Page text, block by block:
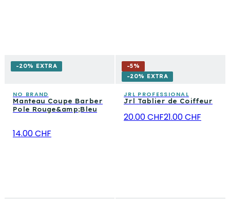
-20% EXTRA
NO BRAND
Manteau Coupe Barber
Pole Rouge&amp;Bleu
14.00 CHF
-5%
-20% EXTRA
JRL PROFESSIONAL
Jrl Tablier de Coiffeur
20.00 CHF21.00 CHF